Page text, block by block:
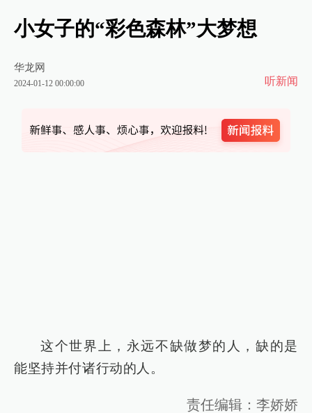
小女子的“彩色森林”大梦想
华龙网
2024-01-12 00:00:00 听新闻
这个世界上，永远不缺做梦的人，缺的是
能坚持并付诸行动的人。
责任编辑：李娇娇